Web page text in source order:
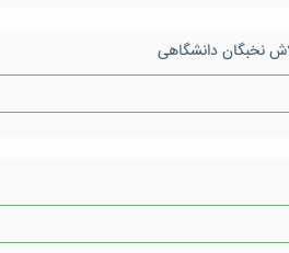
نخبگان دانشگاهی